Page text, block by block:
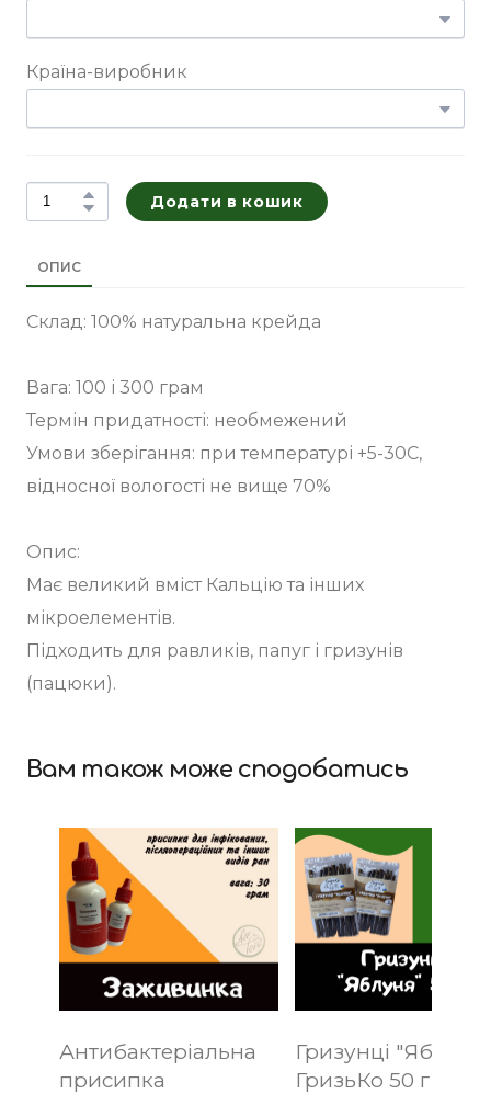
Країна-виробник
Додати в кошик
ОПИС
Склад: 100% натуральна крейда
Вага: 100 і 300 грам
Термін придатності: необмежений
Умови зберігання: при температурі +5-30С,
відносної вологості не вище 70%
Опис:
Має великий вміст Кальцію та інших
мікроелементів.
Підходить для равликів, папуг і гризунів
(пацюки).
Вам також може сподобатись
Антибактеріальна
присипка
Гризунці "Яблуня"
ГризьКо 50 г і 125